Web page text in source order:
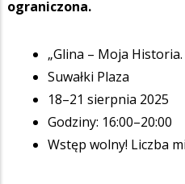
ograniczona.
„Glina – Moja
Suwałki Plaza
18–21 sierpnia 2025
Godziny: 16:00–20:00
Wstęp wolny! Liczba